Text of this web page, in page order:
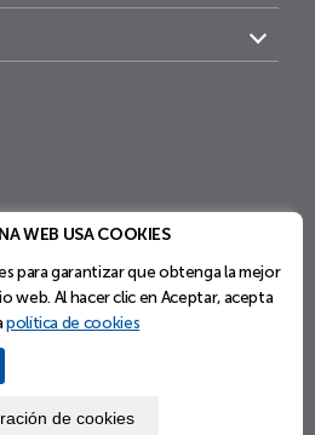
WEB USA COOKIES
para garantizar que obtenga la mejor
web. Al hacer clic en Aceptar, acepta
política de cookies
de cookies
Steele S.A. de C.V. | PM STEELE®.
Derechos Reservados.